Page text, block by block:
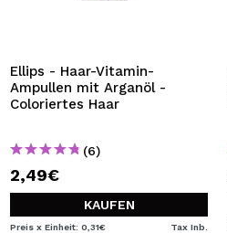
Ellips - Haar-Vitamin-
Ampullen mit Arganöl -
Coloriertes Haar
(6)
2,49€
KAUFEN
Preis x Einheit: 0,31€ Tax Inb.